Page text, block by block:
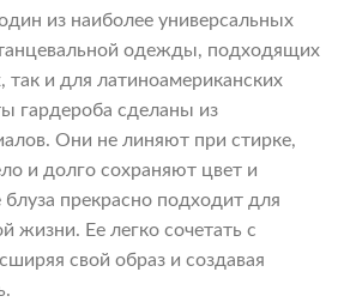
из наиболее универсальных
одежды, подходящих
так и для латиноамериканских
гардероба сделаны из
Они не линяют при стирке,
и долго сохраняют цвет и
блуза прекрасно подходит для
жизни. Ее легко сочетать с
свой образ и создавая